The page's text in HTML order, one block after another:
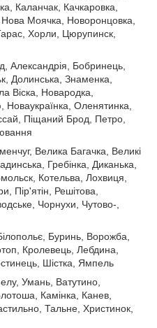
Каланчак, Качкаровка,
Моячка, Новоронцовка,
Хорли, Цюрупинск,
Александрія, Бобринець,
Долинська, Знаменка,
Віска, Новародка,
Новаукраїнка, Оленятинка,
Піщаний Брод, Петро,
Велика Багачка, Великі
Гребінка, Диканька,
Котельва, Лохвиця,
Пір'ятін, Решітова,
Чорнухи, Чутово-,
Буринь, Ворожба,
Кролевець, Лебдина,
Шістка, Ямпель
Умань, Ватутино,
Камінка, Канев,
Тальне, Христинок,